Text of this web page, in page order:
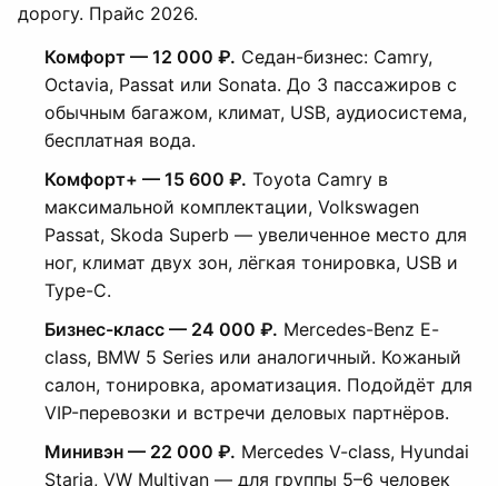
дорогу. Прайс 2026.
Комфорт — 12 000 ₽. Седан-бизнес: Camry,
Octavia, Passat или Sonata. До 3 пассажиров с
обычным багажом, климат, USB, аудиосистема,
бесплатная вода.
Комфорт+ — 15 600 ₽. Toyota Camry в
максимальной комплектации, Volkswagen
Passat, Skoda Superb — увеличенное место для
ног, климат двух зон, лёгкая тонировка, USB и
Type-C.
Бизнес-класс — 24 000 ₽. Mercedes-Benz E-
class, BMW 5 Series или аналогичный. Кожаный
салон, тонировка, ароматизация. Подойдёт для
VIP-перевозки и встречи деловых партнёров.
Минивэн — 22 000 ₽. Mercedes V-class, Hyundai
Staria, VW Multivan — для группы 5–6 человек